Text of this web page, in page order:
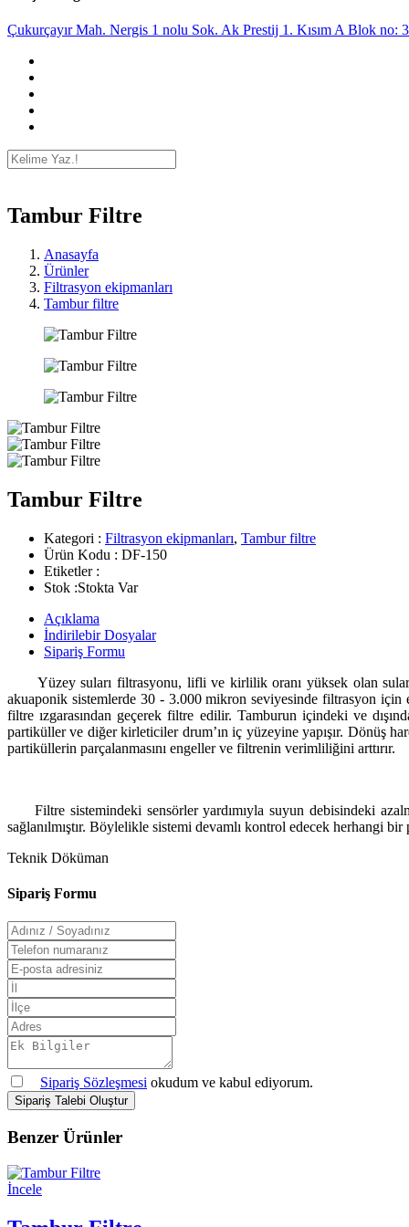
Çukurçayır Mah. Nergis 1 nolu Sok. Ak Prestij 1. Kısım A Blok no:
Tambur Filtre
Anasayfa
Ürünler
Filtrasyon ekipmanları
Tambur filtre
Tambur Filtre
Kategori : Filtrasyon ekipmanları, Tambur filtre
Ürün Kodu : DF-150
Etiketler :
Stok :Stokta Var
Açıklama
İndirilebir Dosyalar
Sipariş Formu
Yüzey suları filtrasyonu, lifli ve kirlilik oranı yüksek olan
akuaponik sistemlerde 30 - 3.000 mikron seviyesinde filtrasyon
filtre ızgarasından geçerek filtre edilir. Tamburun içindeki ve
partiküller ve diğer kirleticiler drum’ın iç yüzeyine yapışır. Dönüş
partiküllerin parçalanmasını engeller ve filtrenin verimliliğini arttırır.
Filtre sistemindeki sensörler yardımıyla suyun debisindeki
sağlanılmıştır. Böylelikle sistemi devamlı kontrol edecek herhangi
Teknik Döküman
Sipariş Formu
Sipariş Sözleşmesi okudum ve kabul ediyorum.
Sipariş Talebi Oluştur
Benzer Ürünler
İncele